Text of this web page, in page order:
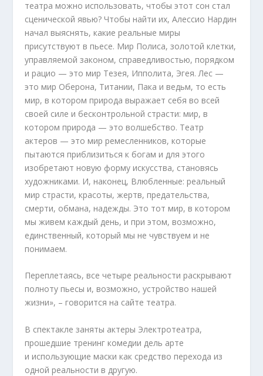
театра можно использовать, чтобы этот сон стал
сценической явью? Чтобы найти их, Алессио Нардин
начал выяснять, какие реальные миры
присутствуют в пьесе. Мир Полиса, золотой клетки,
управляемой законом, справедливостью, порядком
и рацио — это мир Тезея, Ипполита, Эгея. Лес —
это мир Оберона, Титании, Пака и ведьм, то есть
мир, в котором природа выражает себя во всей
своей силе и бесконтрольной страсти: мир, в
котором природа — это волшебство. Театр
актеров — это мир ремесленников, которые
пытаются приблизиться к богам и для этого
изобретают новую форму искусства, становясь
художниками. И, наконец, Влюбленные: реальный
мир страсти, красоты, жертв, предательства,
смерти, обмана, надежды. Это тот мир, в котором
мы живем каждый день, и при этом, возможно,
единственный, который мы не чувствуем и не
понимаем.
Переплетаясь, все четыре реальности раскрывают
полноту пьесы и, возможно, устройство нашей
жизни», – говорится на сайте театра.
В спектакле заняты актеры Электротеатра,
прошедшие тренинг комедии дель арте
и использующие маски как средство перехода из
одной реальности в другую.